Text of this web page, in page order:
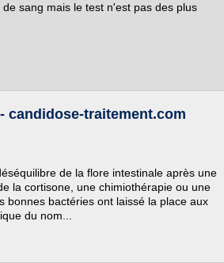
sang mais le test n'est pas des plus
candidose-traitement.com
de la flore intestinale après une
la cortisone, une chimiothérapie ou une
bonnes bactéries ont laissé la place aux
du nom...